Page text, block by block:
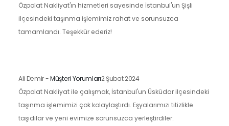
Özpolat Nakliyat'ın hizmetleri sayesinde İstanbul'un Şişli
ilçesindeki taşınma işlemimiz rahat ve sorunsuzca
tamamlandı. Teşekkür ederiz!
Ali Demir-Müşteri Yorumları2 Şubat 2024
Özpolat Nakliyat ile çalışmak, İstanbul'un Üsküdar ilçesindeki
taşınma işlemimizi çok kolaylaştırdı. Eşyalarımızı titizlikle
taşıdılar ve yeni evimize sorunsuzca yerleştirdiler.